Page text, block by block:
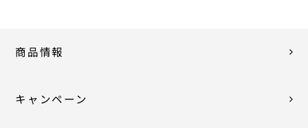
商品情報
キャンペーン